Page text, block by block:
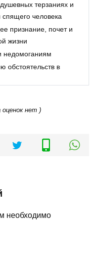
терзаниях и
спящего человека
признание, почет и
жизни
недомоганиям
обстоятельств в
оценок нет )
необходимо